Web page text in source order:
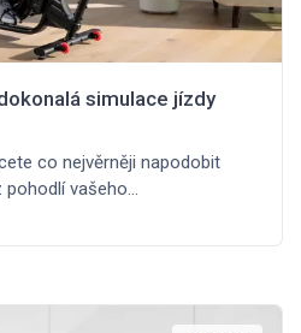
simulace jízdy
co nejvěrněji napodobit
pohodlí vašeho…